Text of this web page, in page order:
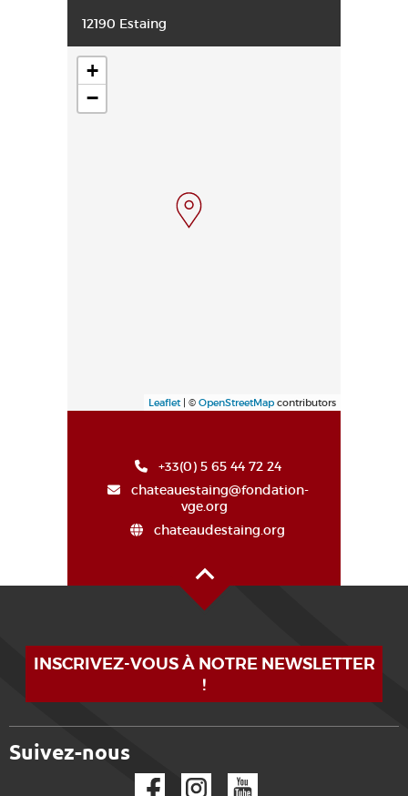
12190 Estaing
+
−
Leaflet| © OpenStreetMap contributors
+33(0) 5 65 44 72 24
chateauestaing@fondation-
vge.org
chateaudestaing.org
INSCRIVEZ-VOUS À NOTRE NEWSLETTER
!
Suivez-nous